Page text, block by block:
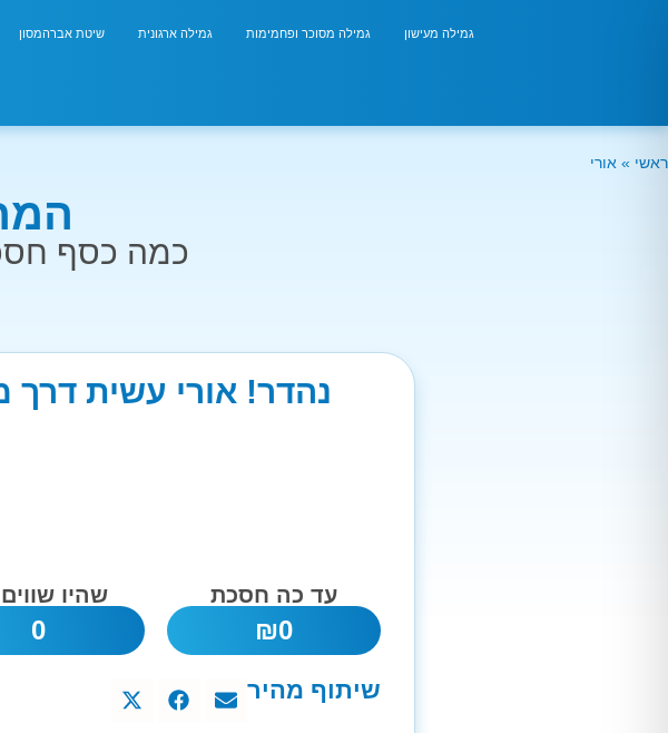
גמילה מעישון גמילה מסוכר ופחמימות גמילה ארגונית שיטת אברהמסון
ראשי » אורי
כמה כסף
נהדר! אורי עשית דרך
עד כה חסכת
0
₪
שהיו
0
שיתוף מהיר